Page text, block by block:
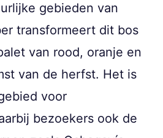
gebieden van
transformeert dit bos
van rood, oranje en
van de herfst. Het is
voor
bezoekers ook de